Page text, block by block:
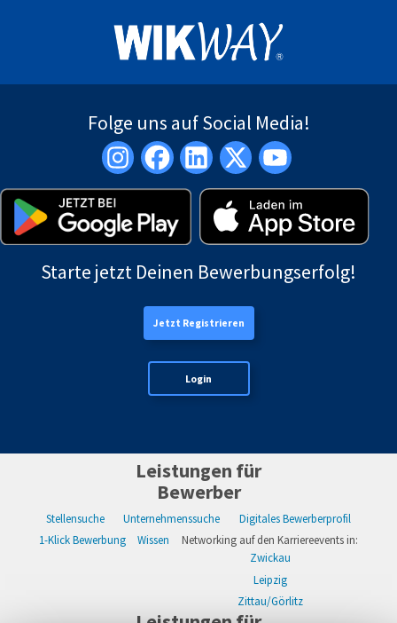
Folge uns auf Social Media!
Starte jetzt Deinen Bewerbungserfolg!
Jetzt Registrieren
Login
Leistungen für
Bewerber
Stellensuche Unternehmenssuche
Digitales Bewerberprofil
1-Klick Bewerbung
Wissen
Networking auf den Karriereevents in:
Zwickau
Leipzig
Zittau/Görlitz